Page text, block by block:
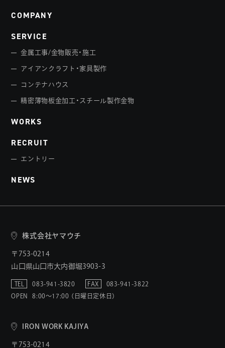
COMPANY
SERVICE
金属工事/金物販売・施工
アイアンクラフト・家具製作
コンテナハウス
精密薄物板金加工・スチール製作金物
WORKS
RECRUIT
エントリー
NEWS
株式会社ヤマウチ
〒753-0214
山口県山口市大内御堀3903-3
TEL 083-941-3820 FAX
083-941-3822
OPEN
8:00〜17:00 （日曜日定休日）
IRON WORK KAJIYA
〒753-0214